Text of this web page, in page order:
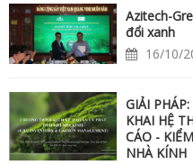
Azitech-
đổi xanh
16/10/
GIẢI
KHAI HỆ
CÁO -
NHÀ KÍNH